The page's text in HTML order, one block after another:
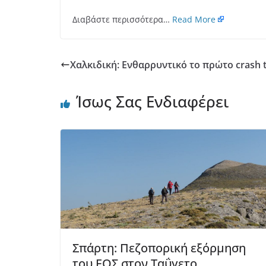
Διαβάστε περισσότερα… Read More
Χαλκιδική: Ενθαρρυντικό το πρώτο crash
Ίσως Σας Ενδιαφέρει
Σπάρτη: Πεζοπορική εξόρμηση